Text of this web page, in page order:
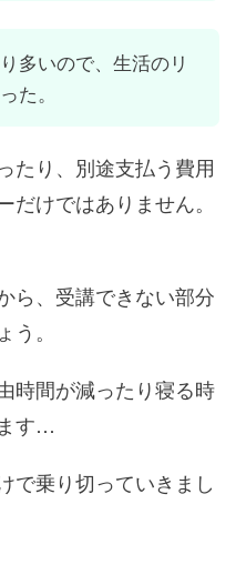
多いので、生活のリ
た。
たり、別途支払う費用
けではありません。
ら、受講できない部分
。
時間が減ったり寝る時
す…
で乗り切っていきまし